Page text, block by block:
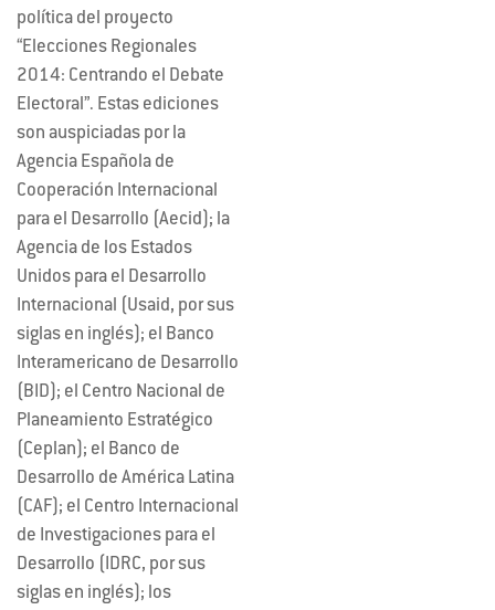
política del proyecto
“Elecciones Regionales
2014: Centrando el Debate
Electoral”. Estas ediciones
son auspiciadas por la
Agencia Española de
Cooperación Internacional
para el Desarrollo (Aecid); la
Agencia de los Estados
Unidos para el Desarrollo
Internacional (Usaid, por sus
siglas en inglés); el Banco
Interamericano de Desarrollo
(BID); el Centro Nacional de
Planeamiento Estratégico
(Ceplan); el Banco de
Desarrollo de América Latina
(CAF); el Centro Internacional
de Investigaciones para el
Desarrollo (IDRC, por sus
siglas en inglés); los